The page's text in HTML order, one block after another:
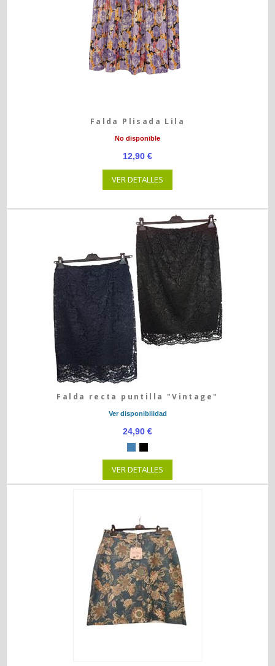
Falda Plisada Lila
No disponible
12,90 €
VER DETALLES
Falda recta puntilla "Vintage"
Ver disponibilidad
24,90 €
VER DETALLES